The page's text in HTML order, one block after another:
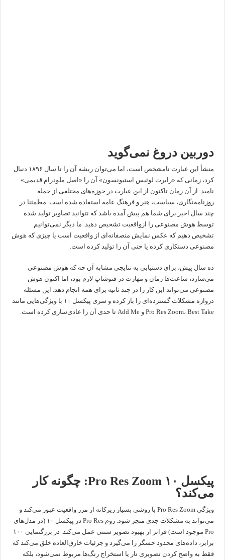
دوربین دروغ نمی‌گوید
منشأ این عبارت نامشخص است، اما می‌توان ریشه آن را تا سال ۱۸۹۶ دنبال
کرد، زمانی که «رابرت لوئیس استیونسون» آن را «اصل ملودرام قدیمی»
نامید. از آن زمان تاکنون از این عبارت در حوزه‌های مختلفی از جمله
روزنامه‌نگاری، سیاست، هنر و فرهنگ عامه استفاده شده است. مطمئنا در
چند سال اخیر برای شما هم پیش آمده باشد که نتوانید تصاویر تولید شده
توسط هوش مصنوعی را ازواقعیت تشخیص دهید. ما دیگر نمی‌توانیم
تشخیص دهیم که عکس نمایش منصفانه‌ای از واقعیت است یا چیزی که هوش
مصنوعی دستکاری کرده یا حتی آن را تولید کرده است.
ده سال پیش، برای دستیابی به نتایجی مشابه آن چه که هوش مصنوعی
می‌سازد، ساعت‌ها زمان و مهارت در فتوشاپ لازم بود، اما اکنون هوش
مصنوعی می‌تواند این کار را در چند ثانیه برای همه انجام دهد. این مسئله
دروازه مشکلات گسترده‌ای را باز کرده و سری پیکسل ۱۰ با ویژگی‌هایی مانند
Pro Res Zoom، Best Take و Add Me تا حدی آن را عادی‌سازی کرده است.
پیکسل ۱۰ Pro Res Zoom: چگونه کار
می‌کند؟
ویژگی Pro Res Zoom با روشی بسیار زیرکانه از مرز واقعیت عبور می‌کند و
می‌تواند به مشکلات جدی منجر شود. زوم Pro Res در پیکسل ۱۰ (در مدل‌های
Pro موجود است) فراتر از بهبود تصویر سنتی عمل می‌کند. در بزرگنمایی ۱۰۰
برابر، داده‌های محدود حسگر را می‌گیرد و جزئیات خارق‌العاده خلق می‌کند که
فقط به واضح کردن تصویری تار یا استخراج رنگ‌ها مربوط نمی‌شود، بلکه